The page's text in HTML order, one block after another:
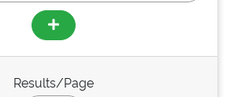
Results/Page